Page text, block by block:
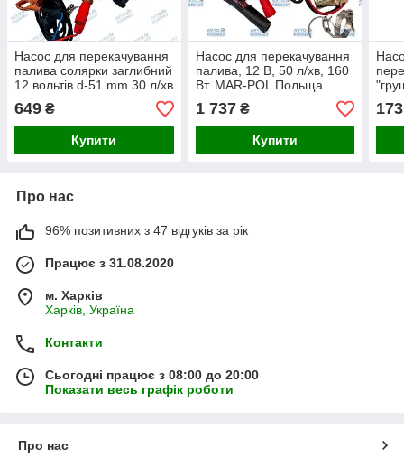
Насос для перекачування
палива солярки заглибний
12 вольтів d-51 mm 30 л/хв
зі шлангом 3 м
649 ₴
Купити
Насос для перекачування
палива, 12 В, 50 л/хв, 160
Вт. MAR-POL Польща
1 737₴
Купити
173
Про нас
96% позитивних з 47 відгуків за рік
Працює з 31.08.2020
м. Харків
Харків, Україна
Контакти
Сьогодні працює з 08:00 до 20:00
Показати весь графік роботи
Про нас